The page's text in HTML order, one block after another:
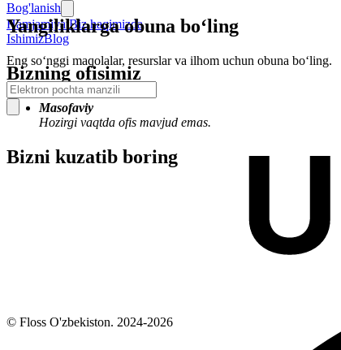
Bog'lanish
HamjamiyatBiz haqimizda
IshimizBlog
Bizning ofisimiz
Masofaviy
Hozirgi vaqtda ofis mavjud emas.
Bizni kuzatib boring
Yangiliklarga obuna bo‘ling
Eng so‘nggi maqolalar, resurslar va ilhom uchun obuna bo‘ling.
© Floss O'zbekiston. 2024-2026